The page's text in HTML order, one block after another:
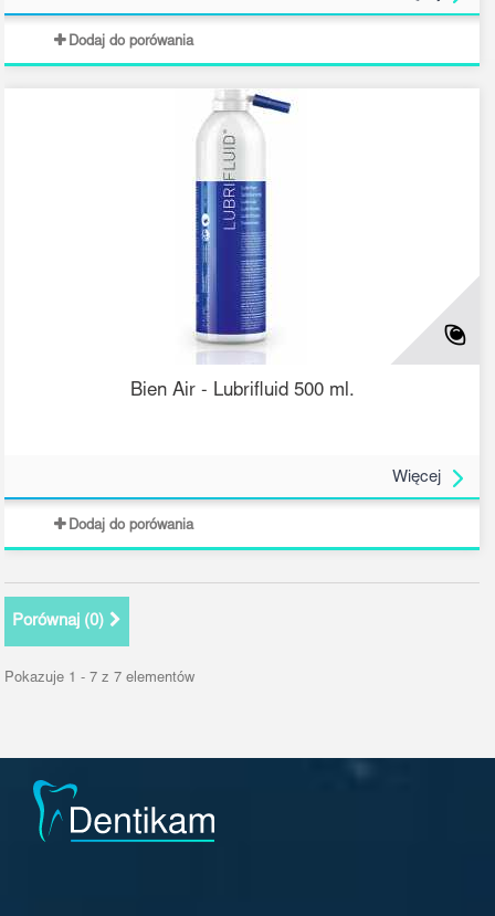
Dodaj do porówania
Bien Air - Lubrifluid 500 ml.
Więcej
Dodaj do porówania
Porównaj (0)
Pokazuje 1 - 7 z 7 elementów